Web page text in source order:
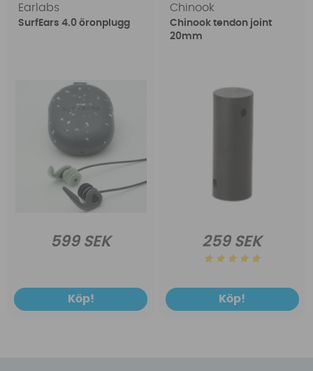
Earlabs
SurfEars 4.0 öronplugg
599 SEK
Köp!
Chinook
Chinook tendon joint
20mm
259 SEK
Köp!